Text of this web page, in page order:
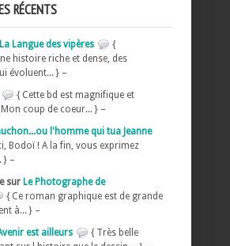
RÉCENTS
La Langue des vipères
{
histoire riche et dense, des
évoluent... } –
{ Cette bd est magnifique et
coup de coeur... } –
l'homme qui tua Jeanne
Bodoï ! A la fin, vous exprimez
} –
sur Le Photographe de
{ Ce roman graphique est de grande
à... } –
est ailleurs
{ Très belle